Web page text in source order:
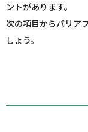
ントがあります。
次の項目からバリア
しょう。